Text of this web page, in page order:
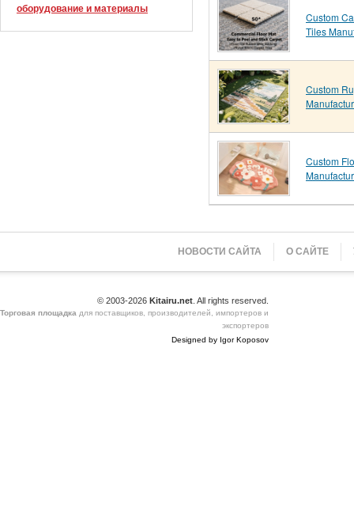
оборудование и материалы
Custom
Tiles
Custom
Custom
НОВОСТИ САЙТА О САЙТЕ
© 2003-2026 Kitairu.net . All rights reserved.
Торговая площадка для поставщиков, производителей, импортеров и
экспортеров
Designed by Igor Koposov